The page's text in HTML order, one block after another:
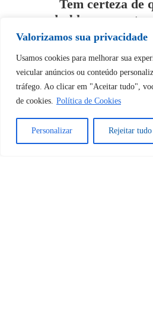
Valorizamos sua privacidade
Usamos cookies para melhorar sua
veicular anúncios ou conteúdo
tráfego. Ao clicar em "Aceitar tudo",
de cookies. Política de Cookies
Personalizar Rejeitar tudo
Tem certeza de
desbloquear esta
Desbloquear
Sim